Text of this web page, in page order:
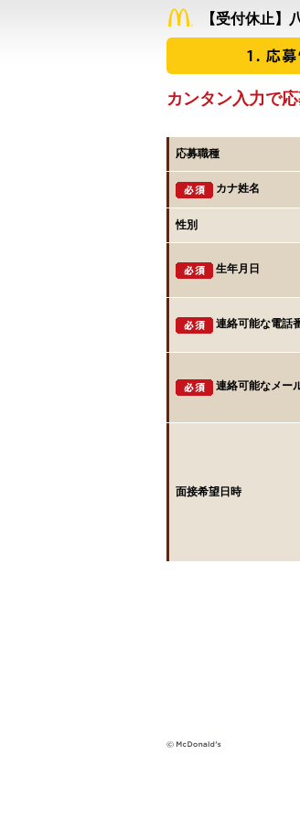
【受付休止】
カンタン入力で応
応募職種
カナ姓名
性別
生年月日
連絡可能な電話
連絡可能なメー
面接希望日時